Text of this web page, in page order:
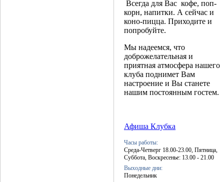
Всегда для Вас кофе, поп-
корн, напитки. А сейчас и
коно-пицца. Приходите и
попробуйте.
Мы надеемся, что
доброжелательная и
приятная атмосфера нашего
клуба поднимет Вам
настроение и Вы станете
нашим постоянным гостем.
Афиша Клубка
Часы работы:
Среда-Четверг 18.00-23.00, Пятница,
Суббота, Воскресенье: 13.00 - 21.00
Выходные дни:
Понедельник